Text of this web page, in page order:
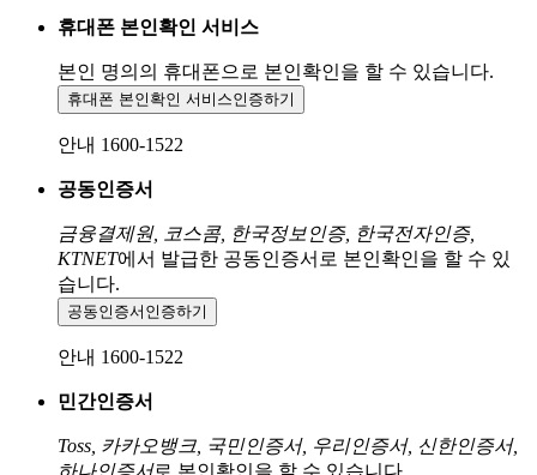
휴대폰 본인확인 서비스
본인 명의의 휴대폰으로 본인확인을 할 수 있습니다.
휴대폰 본인확인 서비스인증하기
안내 1600-1522
공동인증서
금융결제원, 코스콤, 한국정보인증, 한국전자인증,
KTNET에서 발급한 공동인증서로 본인확인을 할 수 있
습니다.
공동인증서 인증하기
안내 1600-1522
민간인증서
Toss, 카카오뱅크, 국민인증서, 우리인증서, 신한인증서,